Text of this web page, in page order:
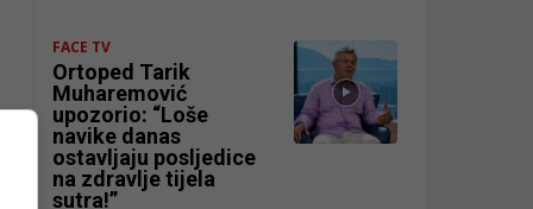
FACE TV
Ortoped Tarik
Muharemović
upozorio: “Loše
navike danas
ostavljaju posljedice
na zdravlje tijela
sutra!”